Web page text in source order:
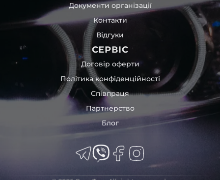
Документи організації
Контакти
Відгуки
СЕРВІС
Договір оферти
Політика конфіденційності
Співпраця
Партнерство
Блог